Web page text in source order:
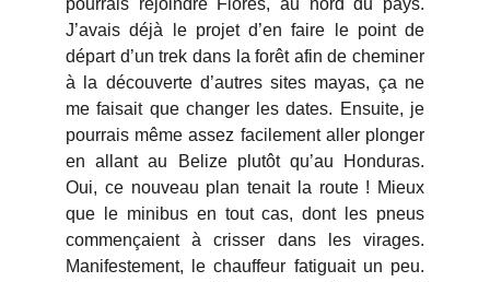
pourrais rejoindre Flores, au nord du pays.
J’avais déjà le projet d’en faire le point de
départ d’un trek dans la forêt afin de cheminer
à la découverte d’autres sites mayas, ça ne
me faisait que changer les dates. Ensuite, je
pourrais même assez facilement aller plonger
en allant au Belize plutôt qu’au Honduras.
Oui, ce nouveau plan tenait la route ! Mieux
que le minibus en tout cas, dont les pneus
commençaient à crisser dans les virages.
Manifestement, le chauffeur fatiguait un peu.